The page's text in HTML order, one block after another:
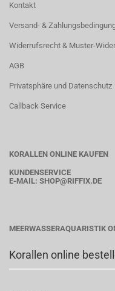
Kontakt
Versand- &
Widerrufsrecht & Muster-
AGB
Privatsphäre und Datenschutz
Callback Service
KORALLEN ONLINE KAUFEN
KUNDENSERVICE
E-MAIL: SHOP@RIFFIX.DE
MEERWASSERAQUARISTIK
Korallen online